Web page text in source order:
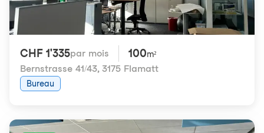
CHF 1'335par mois 100m²
Bernstrasse 41/43, 3175 Flamatt
Bureau